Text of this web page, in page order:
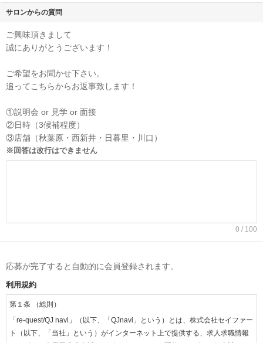
サロンからの質問
ご興味頂きまして
誠にありがとうございます！
ご希望をお聞かせ下さい。
追ってこちらからお返事致します！
①説明会 or 見学 or 面接
②日時（3候補程度）
③店舗（秋葉原・西新井・日暮里・川口）
※回答は改行はできません
0 / 100
応募が完了すると自動的に会員登録されます。
利用規約
第１条 （総則）
「re-quest/QJ navi」（以下、「QJnavi」という）とは、株式会社セイファー
ト（以下、「当社」という）がインターネット上で提供する、求人求職情報